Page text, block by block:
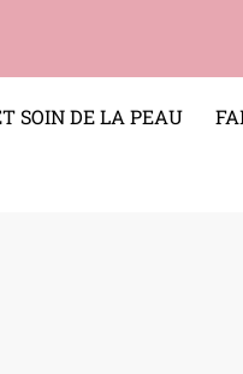
SOIN DE LA PEAU